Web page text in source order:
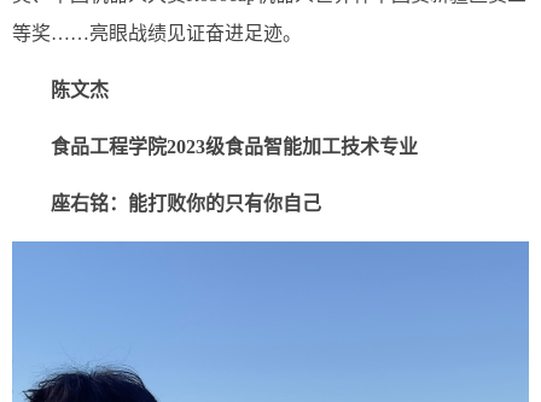
等奖……亮眼战绩见证奋进足迹。
陈文杰
食品工程学院2023级食品智能加工技术专业
座右铭：能打败你的只有你自己